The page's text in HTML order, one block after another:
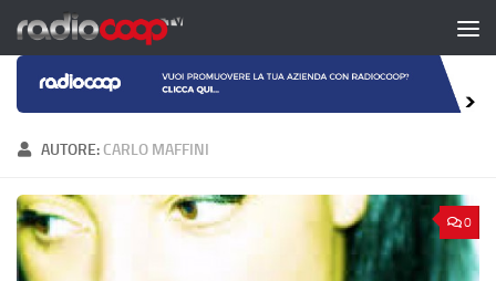
Salta al contenuto
AUTORE: CARLO MAFFINI
0